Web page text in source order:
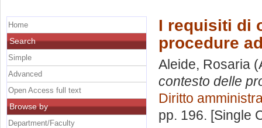
I requisiti di
procedure
Aleide, Rosaria
contesto delle
Diritto
pp. 196. [Single
Home
Search
Simple
Advanced
Open Access full text
Browse by
Department/Faculty